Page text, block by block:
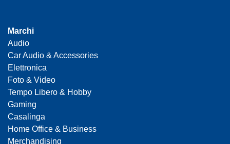
Marchi
Audio
Car Audio & Accessories
Elettronica
Foto & Video
Tempo Libero & Hobby
Gaming
Casalinga
Home Office & Business
Merchandising